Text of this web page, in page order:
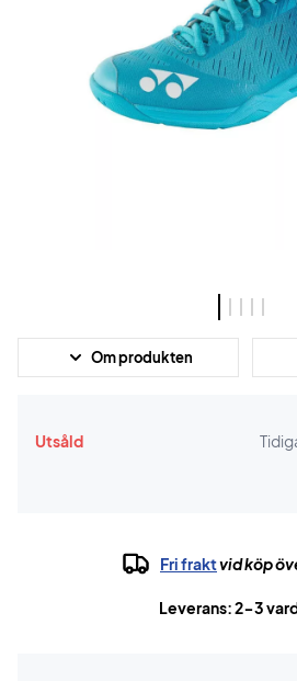
Om produkten
Utsåld
Fri fraktvid köp
Leverans: 2-3